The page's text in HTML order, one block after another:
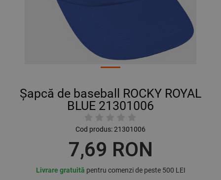
Șapcă de baseball ROCKY ROYAL
BLUE 21301006
Cod produs:21301006
7,69 RON
Livrare gratuită pentru comenzi de peste 500 LEI